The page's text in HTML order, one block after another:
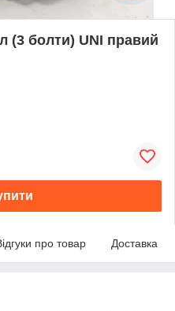
(3 болти) UNI правий
про товар Доставка